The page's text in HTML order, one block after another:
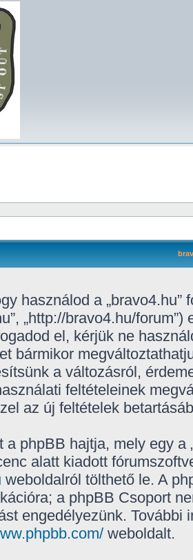
használod a „bravo4.hu”
„http://bravo4.hu/
el, kérjük ne
bármikor
a változásról,
feltételeinek
az új feltételek
a phpBB hajtja, mely egy a
alatt kiadott
weboldalról tölthető le. A
a phpBB Csoport
engedélyezünk. További
weboldalt.